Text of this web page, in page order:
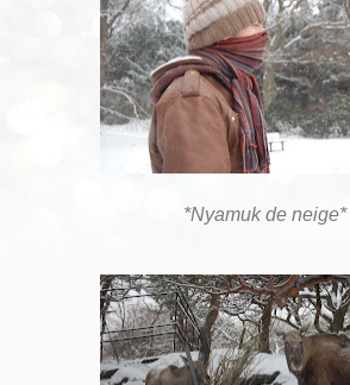
*Nyamuk de neige*